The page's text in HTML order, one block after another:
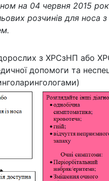
на 04 червня 2015
розчинів для носа
з ХРСзНП або
допомоги та